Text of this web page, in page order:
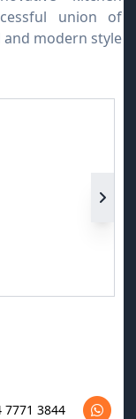
union of
and modern style.
7771 3844